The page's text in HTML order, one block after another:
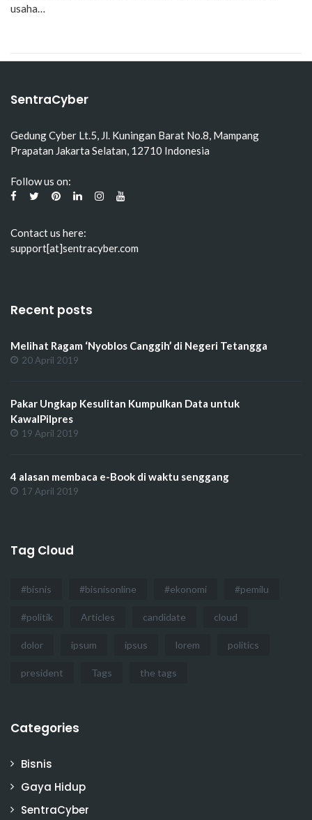
usaha…
SentraCyber
Gedung Cyber Lt.5, Jl. Kuningan Barat No.8, Mampang
Prapatan Jakarta Selatan, 12710 Indonesia
Follow us on:
Contact us here:
support[at]sentracyber.com
Recent posts
Melihat Ragam ‘Nyoblos Canggih’ di Negeri Tetangga
20 April 2019
Pakar Ungkap Kesulitan Kumpulkan Data untuk
KawalPilpres
19 April 2019
4 alasan membaca e-Book di waktu senggang
17 April 2019
Tag Cloud
#bisnis #bisnisonline #ekonomi #pemilu
#politik Articles candidate cloud
dolor ipsum ipsus lorem politics
president Tags the tags
Categories
Bisnis
Gaya Hidup
SentraCyber